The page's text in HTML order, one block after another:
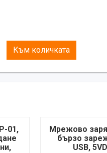
Към количката
01,
Мрежово
бързо
USB,